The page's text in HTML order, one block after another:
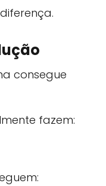
consegue
fazem: